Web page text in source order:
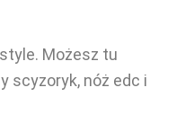
Możesz tu
scyzoryk, nóż edc i